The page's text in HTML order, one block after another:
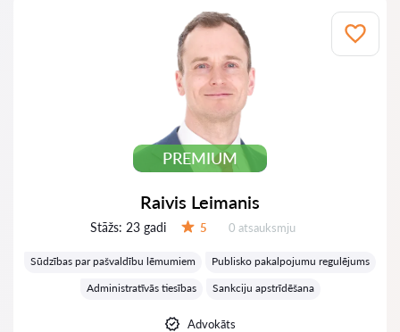
PREMIUM
Raivis Leimanis
Stāžs: 23 gadi 5 Atsauksmes:
0 atsauksmju
Sūdzības par pašvaldību lēmumiem
Publisko pakalpojumu regulējums
Administratīvās tiesības
Sankciju apstrīdēšana
Advokāts